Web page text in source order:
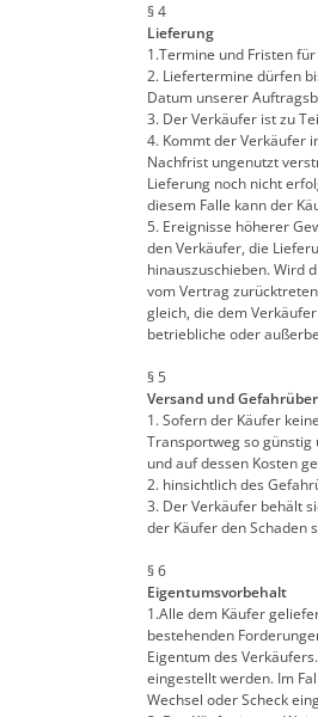
§ 4
Lieferung
1.Termine und Fristen
2. Liefertermine dürfen
Datum unserer
3. Der Verkäufer ist zu
4. Kommt der Verkäufer
Nachfrist ungenutzt
Lieferung noch nicht
diesem Falle kann der
5. Ereignisse höherer
den Verkäufer, die
hinauszuschieben. Wird
vom Vertrag
gleich, die dem
betriebliche oder
§ 5
Versand und
1. Sofern der Käufer
Transportweg so günstig
und auf dessen Kosten
2. hinsichtlich des
3. Der Verkäufer behält
der Käufer den Schaden
§ 6
Eigentumsvorbehalt
1.Alle dem Käufer
bestehenden
Eigentum des
eingestellt werden. Im
Wechsel oder Scheck